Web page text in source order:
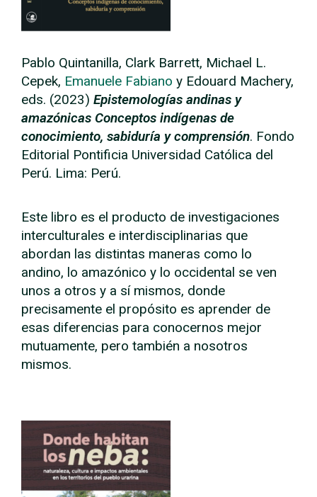
Pablo Quintanilla, Clark Barrett, Michael L.
Cepek, Emanuele Fabiano y Edouard Machery,
eds. (2023) Epistemologías andinas y
amazónicas Conceptos indígenas de
conocimiento, sabiduría y comprensión. Fondo
Editorial Pontificia Universidad Católica del
Perú. Lima: Perú.
Este libro es el producto de investigaciones
interculturales e interdisciplinarias que
abordan las distintas maneras como lo
andino, lo amazónico y lo occidental se ven
unos a otros y a sí mismos, donde
precisamente el propósito es aprender de
esas diferencias para conocernos mejor
mutuamente, pero también a nosotros
mismos.